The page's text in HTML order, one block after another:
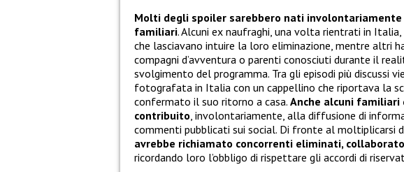
Molti degli spoiler sarebbero nati
familiari. Alcuni ex naufraghi, una volta rientrati in
che lasciavano intuire la loro eliminazione, mentre altri
compagni d’avventura o parenti conosciuti durante il
svolgimento del programma. Tra gli episodi più discussi
fotografata in Italia con un cappellino che riportava la
confermato il suo ritorno a casa. Anche alcuni familiari
contribuito , involontariamente, alla diffusione di
commenti pubblicati sui social. Di fronte al moltiplicarsi
avrebbe richiamato concorrenti eliminati,
ricordando loro l’obbligo di rispettare gli accordi di